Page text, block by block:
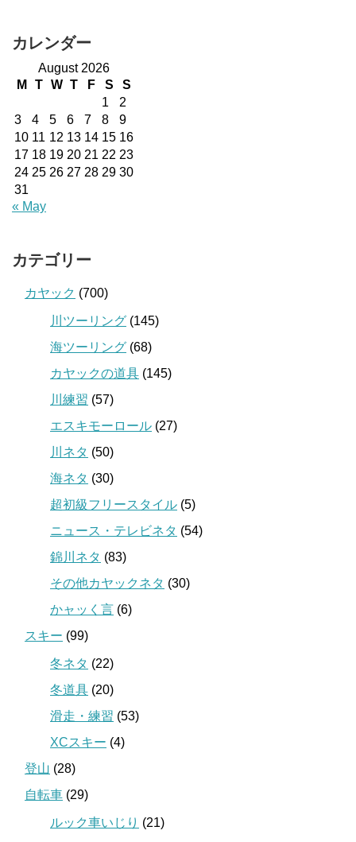
カレンダー
August 2026
M
T W T F S
S
1
2
3
4 5 6 7 8
9
10 11 12 13 14 15 16
17 18 19 20 21 22 23
24 25 26 27 28 29 30
31
« May
カテゴリー
カヤック (700)
川ツーリング (145)
海ツーリング (68)
カヤックの道具 (145)
川練習 (57)
エスキモーロール (27)
川ネタ (50)
海ネタ (30)
超初級フリースタイル (5)
ニュース・テレビネタ (54)
錦川ネタ (83)
その他カヤックネタ (30)
かャッく言 (6)
スキー (99)
冬ネタ (22)
冬道具 (20)
滑走・練習 (53)
XCスキー (4)
登山 (28)
自転車 (29)
ルック車いじり (21)